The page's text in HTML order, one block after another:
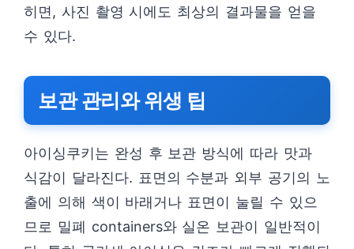
히면, 사진 촬영 시에도 최상의 결과물을 얻을
수 있다.
보관 관리와 위생 팁
아이싱쿠키는 완성 후 보관 방식에 따라 맛과
식감이 달라진다. 표면의 수분과 외부 공기의 노
출에 의해 색이 바래거나 표면이 눌릴 수 있으
므로 밀폐 containers와 실온 보관이 일반적이